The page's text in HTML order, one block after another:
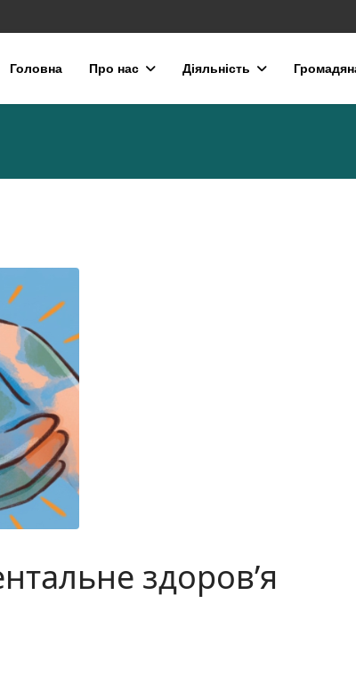
Головна Про нас Діяльність
здоров’я